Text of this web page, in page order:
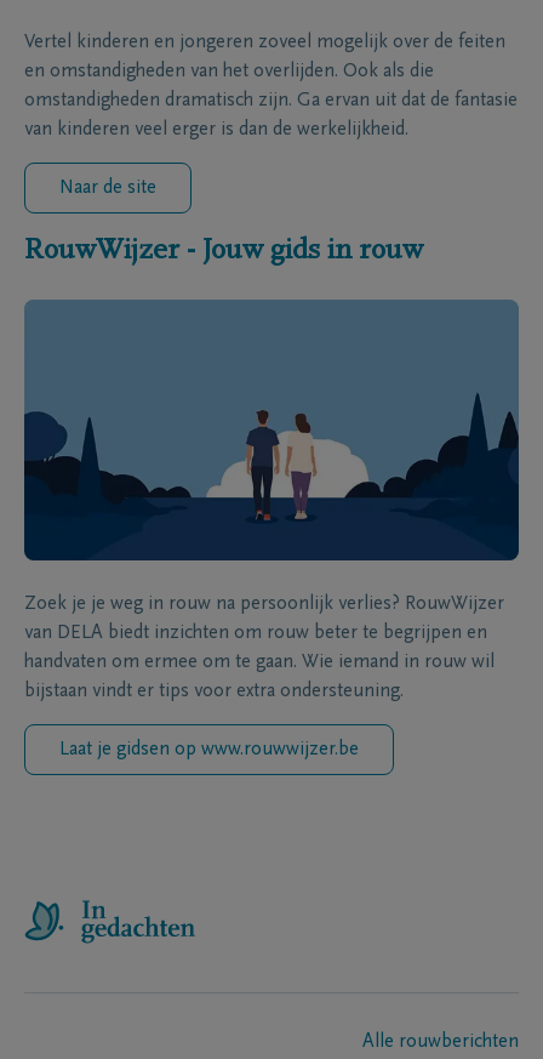
Vertel kinderen en jongeren zoveel mogelijk over de feiten
en omstandigheden van het overlijden. Ook als die
omstandigheden dramatisch zijn. Ga ervan uit dat de fantasie
van kinderen veel erger is dan de werkelijkheid.
Naar de site
RouwWijzer - Jouw gids in rouw
Zoek je je weg in rouw na persoonlijk verlies? RouwWijzer
van DELA biedt inzichten om rouw beter te begrijpen en
handvaten om ermee om te gaan. Wie iemand in rouw wil
bijstaan vindt er tips voor extra ondersteuning.
Laat je gidsen op www.rouwwijzer.be
Alle rouwberichten